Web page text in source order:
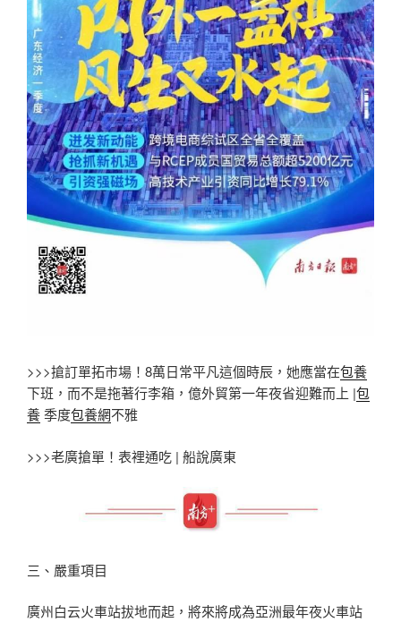
>>>搶訂單拓市場！8萬日常平凡這個時辰，她應當在包養
下班，而不是拖著行李箱，億外貿第一年夜省迎難而上 |包
養季度包養網不雅
>>>老廣搶單！表裡通吃 | 船說廣東
三、嚴重項目
廣州白云火車站拔地而起，將來將成為亞洲最年夜火車站